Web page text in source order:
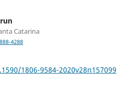
Catarina
4288
1806-9584-2020v28n157099